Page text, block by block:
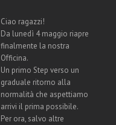
Ciao ragazzi!
Da lunedì 4 maggio riapre
finalmente la nostra
Officina.
Un primo Step verso un
graduale ritorno alla
normalità che aspettiamo
arrivi il prima possibile.
Per ora, salvo altre